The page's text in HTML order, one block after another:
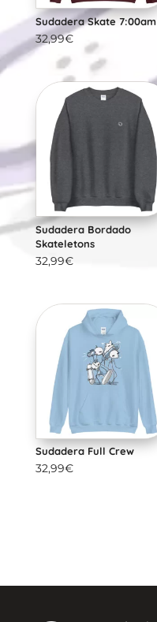
Sudadera Skate 7:00am
32,99€
Sudadera Bordado
Skateletons
32,99€
Sudadera Full Crew
32,99€